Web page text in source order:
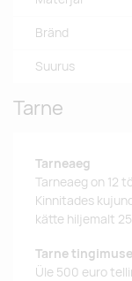
Bränd
Suurus
Tarne
Tarneaeg
Tarneaeg on 12
Kinnitades
kätte hiljemalt
Tarne
Üle 500 euro